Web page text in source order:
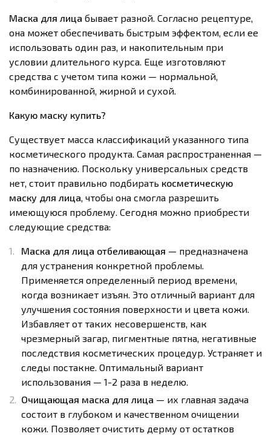
Маска для лица бывает разной. Согласно рецептуре,
она может обеспечивать быстрым эффектом, если ее
использовать один раз, и накопительным при
условии длительного курса. Еще изготовляют
средства с учетом типа кожи — нормальной,
комбинированной, жирной и сухой.
Какую маску купить?
Существует масса классификаций указанного типа
косметического продукта. Самая распространенная —
по назначению. Поскольку универсальных средств
нет, стоит правильно подбирать косметическую
маску для лица, чтобы она смогла разрешить
имеющуюся проблему. Сегодня можно приобрести
следующие средства:
Маска для лица отбеливающая — предназначена
для устранения конкретной проблемы.
Применяется определенный период времени,
когда возникает изъян. Это отличный вариант для
улучшения состояния поверхности и цвета кожи.
Избавляет от таких несовершенств, как
чрезмерный загар, пигментные пятна, негативные
последствия косметических процедур. Устраняет и
следы постакне. Оптимальный вариант
использования — 1-2 раза в неделю.
Очищающая маска для лица — их главная задача
состоит в глубоком и качественном очищении
кожи. Позволяет очистить дерму от остатков